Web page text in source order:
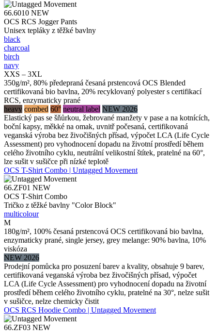
66.6010 NEW
OCS RCS Jogger Pants
Unisex tepláky z těžké bavlny
black
charcoal
birch
navy
XXS – 3XL
350g/m², 80% předepraná česaná prstencová OCS Blended
certifikovaná bio bavlna, 20% recyklovaný polyester s certifikací
RCS, enzymaticky prané
heavy combed 60° neutral label NEW 2026
Elastický pas se šňůrkou, žebrované manžety v pase a na kotnících,
boční kapsy, měkké na omak, uvnitř počesaná, certifikovaná
veganská výroba bez živočišných přísad, výpočet LCA (Life Cycle
Assessment) pro vyhodnocení dopadu na životní prostředí během
celého životního cyklu, neutrální velikostní štítek, pratelné na 60°,
lze sušit v sušičce při nízké teplotě
OCS T-Shirt Combo | Untagged Movement
66.ZF01 NEW
OCS T-Shirt Combo
Tričko z těžké bavlny "Color Block"
multicolour
M
180g/m², 100% česaná prstencová OCS certifikovaná bio bavlna,
enzymaticky prané, single jersey, grey melange: 90% bavlna, 10%
viskóza
NEW 2026
Prodejní pomůcka pro posuzení barev a kvality, obsahuje 9 barev,
certifikovaná veganská výroba bez živočišných přísad, výpočet
LCA (Life Cycle Assessment) pro vyhodnocení dopadu na životní
prostředí během celého životního cyklu, pratelné na 30°, nelze sušit
v sušičce, nelze chemicky čistit
OCS RCS Hoodie Combo | Untagged Movement
66.ZF03 NEW